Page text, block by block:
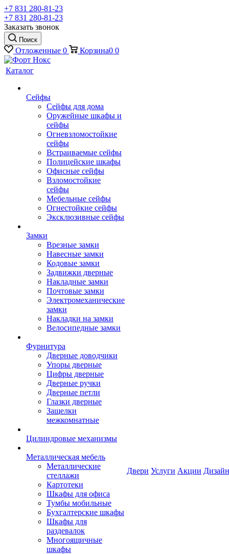
+7 831 280-81-23
+7 831 280-81-23
Заказать звонок
Поиск
Отложенные 0 Корзина0 0
Каталог
Сейфы
Сейфы для дома
Оружейные шкафы и
сейфы
Огневзломостойкие
сейфы
Встраиваемые сейфы
Полицейские шкафы
Офисные сейфы
Взломостойкие
сейфы
Мебельные сейфы
Огнестойкие сейфы
Эксклюзивные сейфы
Замки
Врезные замки
Навесные замки
Кодовые замки
Задвижки дверные
Накладные замки
Почтовые замки
Электромеханические
замки
Накладки на замки
Велосипедные замки
Фурнитура
Дверные доводчики
Упоры дверные
Цифры дверные
Дверные ручки
Дверные петли
Глазки дверные
Защелки
межкомнатные
Цилиндровые механизмы
Металлическая мебель
Металлические
стеллажи
Картотеки
Шкафы для офиса
Тумбы мобильные
Бухгалтерские шкафы
Шкафы для
раздевалок
Многоящичные
шкафы
Двери Услуги Акции